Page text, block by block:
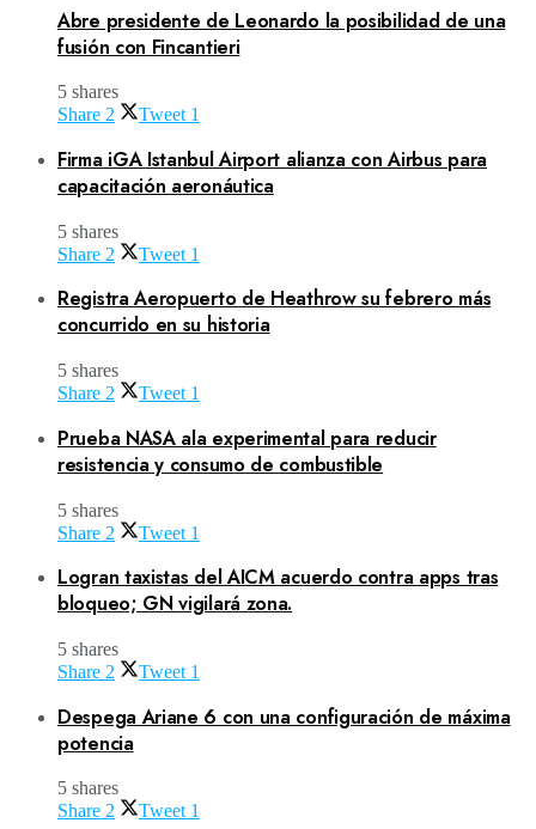
Abre presidente de Leonardo la posibilidad de una
fusión con Fincantieri
5 shares
Share 2 Tweet 1
Firma iGA Istanbul Airport alianza con Airbus para
capacitación aeronáutica
5 shares
Share 2 Tweet 1
Registra Aeropuerto de Heathrow su febrero más
concurrido en su historia
5 shares
Share 2 Tweet 1
Prueba NASA ala experimental para reducir
resistencia y consumo de combustible
5 shares
Share 2 Tweet 1
Logran taxistas del AICM acuerdo contra apps tras
bloqueo; GN vigilará zona.
5 shares
Share 2 Tweet 1
Despega Ariane 6 con una configuración de máxima
potencia
5 shares
Share 2 Tweet 1